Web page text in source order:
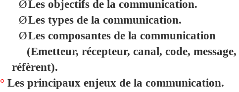
ØLes objectifs de la communication.
ØLes types de la communication.
ØLes composantes de la communication
(Emetteur, récepteur, canal, code,
réfèrent).
°Les principaux enjeux de la communication.